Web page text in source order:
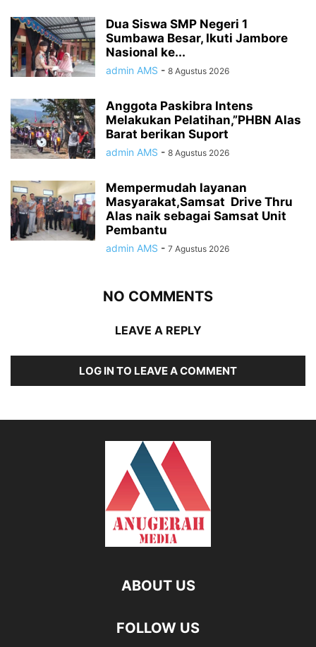
Dua Siswa SMP Negeri 1
Sumbawa Besar, Ikuti Jambore
Nasional ke...
admin AMS - 8 Agustus 2026
Anggota Paskibra Intens
Melakukan Pelatihan,”PHBN Alas
Barat berikan Suport
admin AMS - 8 Agustus 2026
Mempermudah layanan
Masyarakat,Samsat Drive Thru
Alas naik sebagai Samsat Unit
Pembantu
admin AMS - 7 Agustus 2026
NO COMMENTS
LEAVE A REPLY
LOG IN TO LEAVE A COMMENT
ABOUT US
FOLLOW US